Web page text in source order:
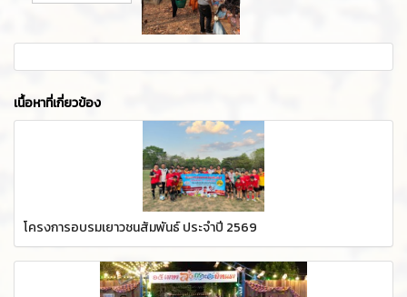
เนื้อหาที่เกี่ยวข้อง
โครงการอบรมเยาวชนสัมพันธ์ ประจำปี 2569